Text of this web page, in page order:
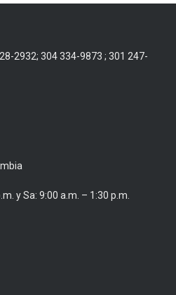
2932; 304 334-9873 ; 301 247-
y Sa: 9:00 a.m. – 1:30 p.m.